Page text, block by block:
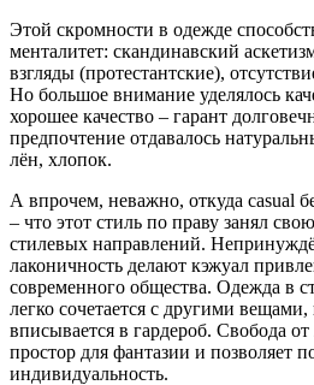
Этой скромности в одежде
менталитет: скандинавский
взгляды (протестантские),
Но большое внимание уделялось
хорошее качество – гарант
предпочтение отдавалось
лён, хлопок.
А впрочем, неважно, откуда casual
– что этот стиль по праву занял
стилевых направлений.
лаконичность делают кэжуал
современного общества. Одежда в
легко сочетается с другими
вписывается в гардероб. Свобода
простор для фантазии и позволяет
индивидуальность.